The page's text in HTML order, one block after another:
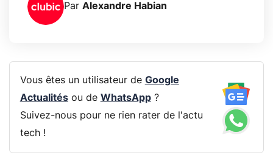
Par Alexandre Habian
Vous êtes un utilisateur de Google
Actualitésou de WhatsApp?
Suivez-nous pour ne rien rater de l'actu
tech !